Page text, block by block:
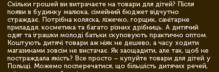
Скільки грошей ви витрачаєте на товари для дітей? Після
появи в будинку малюка, сімейний бюджет відчутно
страждає. Потрібна коляска, ліжечко, горщик, санітарне
приладдя, косметика та багато різних дрібниць. А дитячий
одяг та іграшки молоді батьки скуповують практично оптом.
Коштують дитячі товари аж ніяк не дешево, а часу ходити
магазинами зовсім не вистачає. Як заощадити, але так, щоб не
постраждала якість? Все просто – купуйте товари для дітей у
Польщі. Можемо посперечатися, що більшість дитячих речей,